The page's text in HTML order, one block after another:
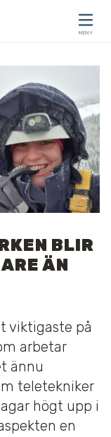
MENY
BLIR
ÄN
viktigaste på
arbetar
ännu
teletekniker
högt upp i
en